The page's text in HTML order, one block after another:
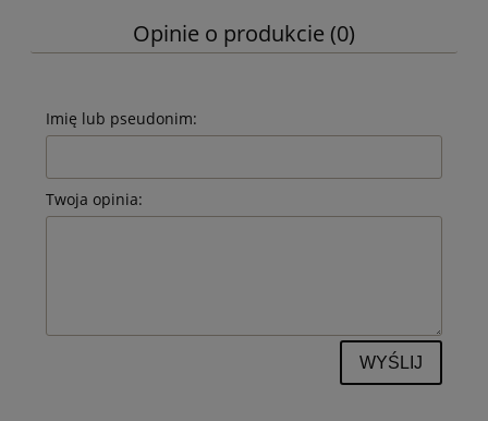
Opinie o produkcie (0)
Imię lub pseudonim:
Twoja opinia:
WYŚLIJ